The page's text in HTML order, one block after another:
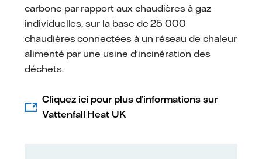
carbone par rapport aux chaudières à gaz
individuelles, sur la base de 25 000
chaudières connectées à un réseau de chaleur
alimenté par une usine d'incinération des
déchets.
Cliquez ici pour plus d’informations sur
Vattenfall Heat UK